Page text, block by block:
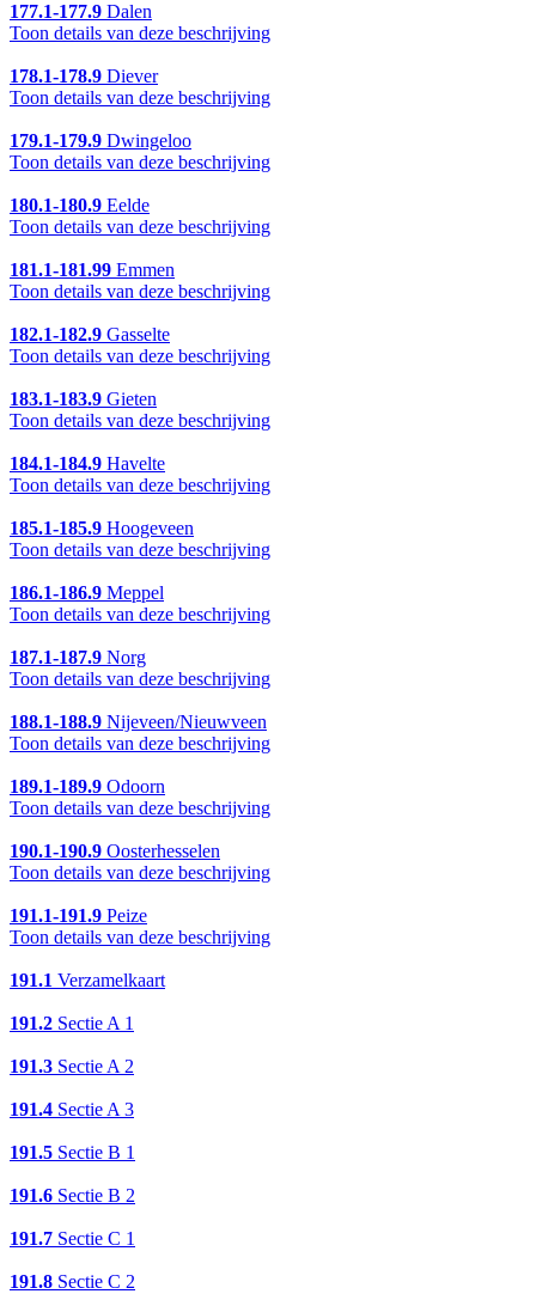
177.1-177.9 Dalen
Toon details van deze beschrijving
178.1-178.9 Diever
Toon details van deze beschrijving
179.1-179.9 Dwingeloo
Toon details van deze beschrijving
180.1-180.9 Eelde
Toon details van deze beschrijving
181.1-181.99 Emmen
Toon details van deze beschrijving
182.1-182.9 Gasselte
Toon details van deze beschrijving
183.1-183.9 Gieten
Toon details van deze beschrijving
184.1-184.9 Havelte
Toon details van deze beschrijving
185.1-185.9 Hoogeveen
Toon details van deze beschrijving
186.1-186.9 Meppel
Toon details van deze beschrijving
187.1-187.9 Norg
Toon details van deze beschrijving
188.1-188.9 Nijeveen/Nieuwveen
Toon details van deze beschrijving
189.1-189.9 Odoorn
Toon details van deze beschrijving
190.1-190.9 Oosterhesselen
Toon details van deze beschrijving
191.1-191.9 Peize
Toon details van deze beschrijving
191.1 Verzamelkaart
191.2 Sectie A 1
191.3 Sectie A 2
191.4 Sectie A 3
191.5 Sectie B 1
191.6 Sectie B 2
191.7 Sectie C 1
191.8 Sectie C 2